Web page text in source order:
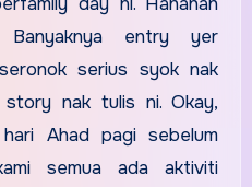
Banyaknya entry yer
serius syok nak
nak tulis ni. Okay,
Ahad pagi sebelum
semua ada aktiviti